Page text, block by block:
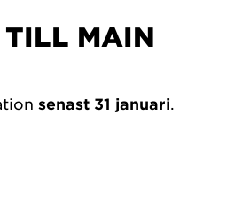
TILL MAIN
senast 31 januari.